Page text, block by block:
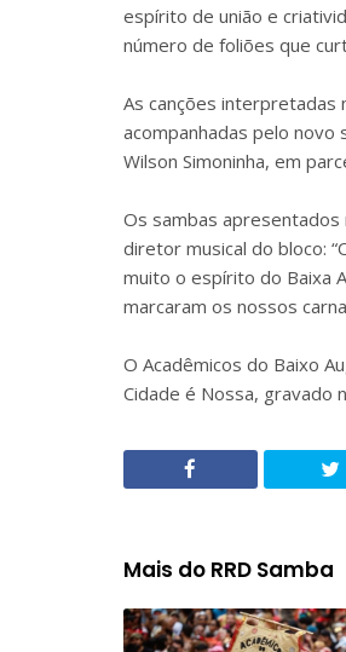
espírito de união e
número de foliões que
As canções interpretadas
acompanhadas pelo novo
Wilson Simoninha, em
Os sambas apresentados
diretor musical do bloco:
muito o espírito do Baixa
marcaram os nossos
O Acadêmicos do Baixo
Cidade é Nossa, gravado
Mais do RRD Samba